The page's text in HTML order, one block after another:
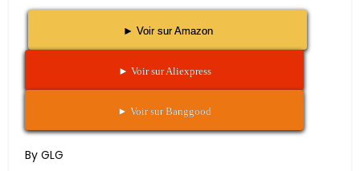
► Voir sur Amazon
► Voir sur Aliexpress
► Voir sur Banggood
By GLG